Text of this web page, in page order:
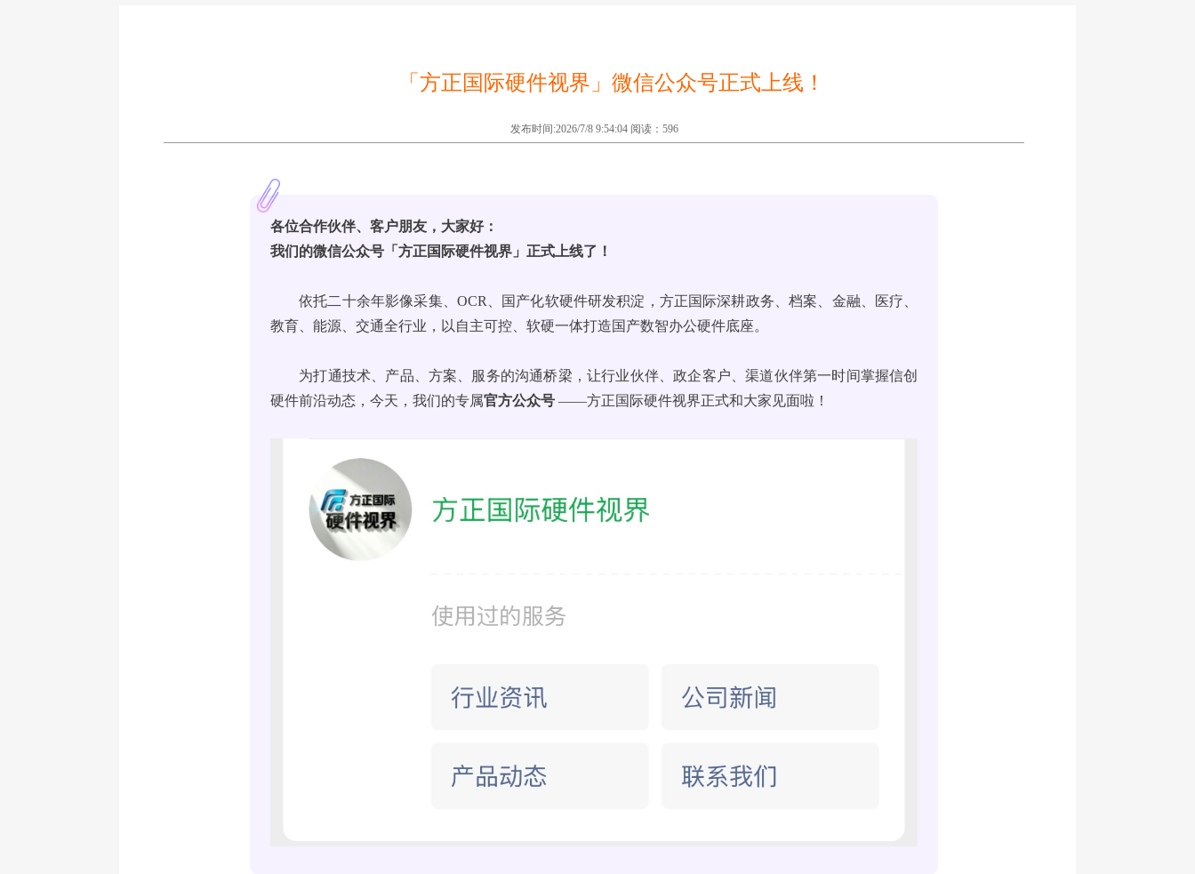
「方正国际硬件视界」微信公众号正式上线！
发布时间:2026/7/8 9:54:04 阅读：596
各位合作伙伴、客户朋友，大家好：
我们的微信公众号「方正国际硬件视界」正式上线了！
依托二十余年影像采集、OCR、国产化软硬件研发积淀，方正国际深耕政务、档案、金融、医疗、
教育、能源、交通全行业，以自主可控、软硬一体打造国产数智办公硬件底座。
为打通技术、产品、方案、服务的沟通桥梁，让行业伙伴、政企客户、渠道伙伴第一时间掌握信创
硬件前沿动态，今天，我们的专属官方公众号 ——方正国际硬件视界正式和大家见面啦！